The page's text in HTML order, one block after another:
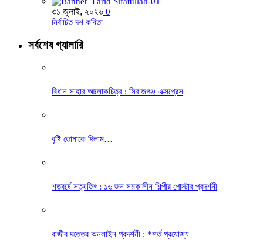
৩১ জুলাই, ২০২৬ 0
নির্বাচিত দশ কবিতা
সর্বশেষ গ্যালারি
বিধান সাহার আলোকচিত্র : সিরাজগঞ্জ এক্সপ্রেস
বৃষ্টি তোমাকে দিলাম…
শতবর্ষে সত্যজিৎ : ১৬ জন সমকালীন শিল্পীর পোস্টার প্রদর্শনী
রাজীব দত্তের অনলাইন প্রদর্শনী : *শর্ত প্রযোজ্য